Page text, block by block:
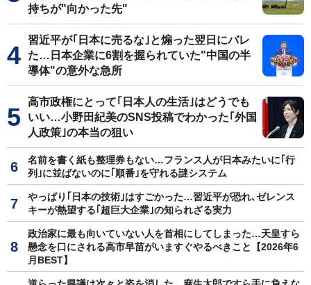
持ちが"向かった先"
習近平が｢日本に売るな｣と煽った翌日にバレ
た…日本企業に6割を握られていた"中国の半
導体"の意外な急所
高市政権にとって｢日本人の生活｣はどうでも
いい…小野田紀美のSNS投稿でわかった｢外国
人政策｣の本当の狙い
名前を書く紙も整理券もない…フランス人が日本みたいに｢行
列｣に並ばないのに｢順番｣を守れる謎システム
やっぱり｢日本の技術｣はすごかった…習近平が恐れ､ゼレンス
キーが熱望する｢超巨大企業｣の知られざる実力
政治家に最も向いていない人を首相にしてしまった…天皇すら
懸念を口にされる高市早苗がいますぐやるべきこと【2026年6
月BEST】